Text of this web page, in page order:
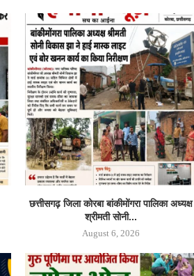
छत्तीसगढ़ जिला कोरबा बांकीमोंगरा पालिका अध्यक्ष
श्रीमती सोनी...
August 6, 2026